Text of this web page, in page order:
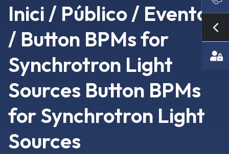
Inici / Público / Eventos
/ Button BPMs for
Synchrotron Light
Sources Button BPMs
for Synchrotron Light
Sources